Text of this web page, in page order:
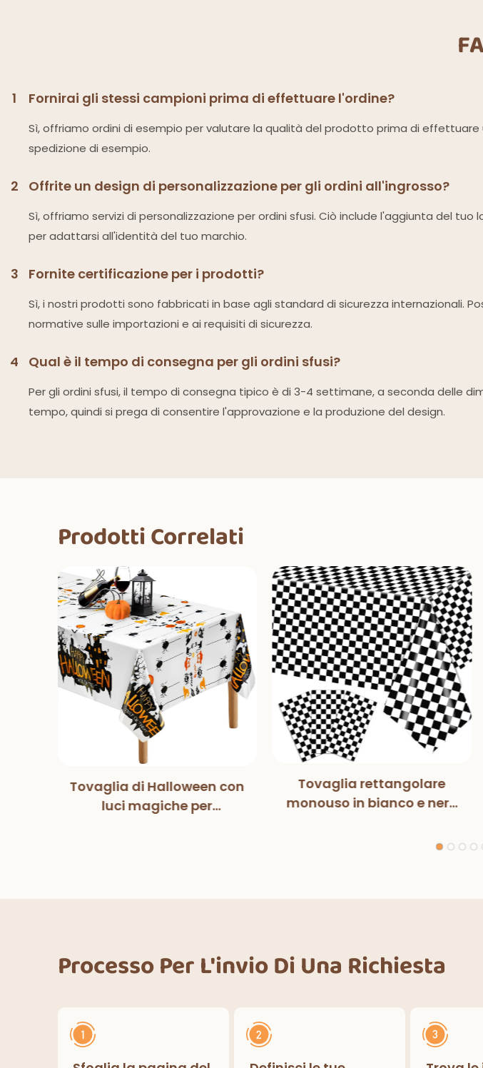
1 Fornirai gli stessi campioni prima di effettuare l'ordine?
Sì, offriamo ordini di esempio per valutare la qualità del prodotto prima di
spedizione di esempio.
2 Offrite un design di personalizzazione per gli ordini all'ingrosso?
Sì, offriamo servizi di personalizzazione per ordini sfusi. Ciò include l'aggiunta del
per adattarsi all'identità del tuo marchio.
3 Fornite certificazione per i prodotti?
Sì, i nostri prodotti sono fabbricati in base agli standard di sicurezza internazionali.
normative sulle importazioni e ai requisiti di sicurezza.
4 Qual è il tempo di consegna per gli ordini sfusi?
Per gli ordini sfusi, il tempo di consegna tipico è di 3-4 settimane, a seconda delle
tempo, quindi si prega di consentire l'approvazione e la produzione del design.
Prodotti Correlati
Tovaglia di Halloween con
luci magiche per
Tovaglia rettangolare
monouso in bianco e nero
feste di compleanno,
Processo Per L'invio Di Una Richiesta